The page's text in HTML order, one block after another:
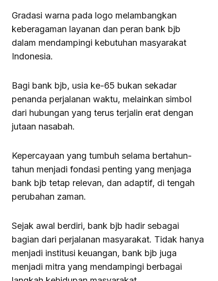
Gradasi warna pada logo melambangkan
keberagaman layanan dan peran bank bjb
dalam mendampingi kebutuhan masyarakat
Indonesia.
Bagi bank bjb, usia ke-65 bukan sekadar
penanda perjalanan waktu, melainkan simbol
dari hubungan yang terus terjalin erat dengan
jutaan nasabah.
Kepercayaan yang tumbuh selama bertahun-
tahun menjadi fondasi penting yang menjaga
bank bjb tetap relevan, dan adaptif, di tengah
perubahan zaman.
Sejak awal berdiri, bank bjb hadir sebagai
bagian dari perjalanan masyarakat. Tidak hanya
menjadi institusi keuangan, bank bjb juga
menjadi mitra yang mendampingi berbagai